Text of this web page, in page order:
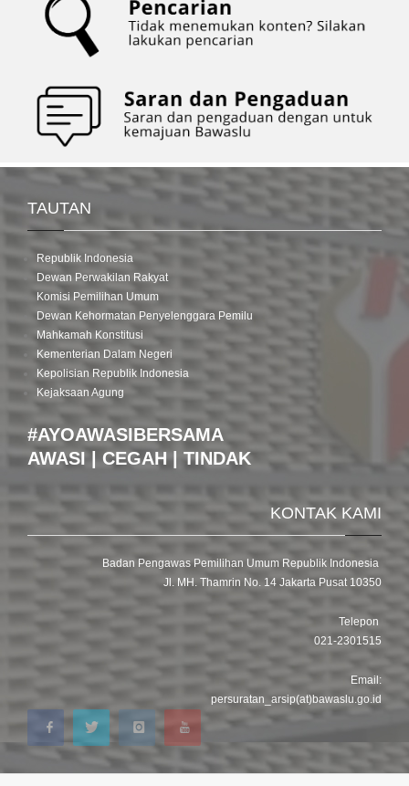
TAUTAN
Republik Indonesia
Dewan Perwakilan Rakyat
Komisi Pemilihan Umum
Dewan Kehormatan Penyelenggara Pemilu
Mahkamah Konstitusi
Kementerian Dalam Negeri
Kepolisian Republik Indonesia
Kejaksaan Agung
#AYOAWASIBERSAMA
AWASI | CEGAH | TINDAK
KONTAK KAMI
Badan Pengawas Pemilihan Umum Republik Indonesia
Jl. MH. Thamrin No. 14 Jakarta Pusat 10350
Telepon
021-2301515
Email:
persuratan_arsip(at)bawaslu.go.id